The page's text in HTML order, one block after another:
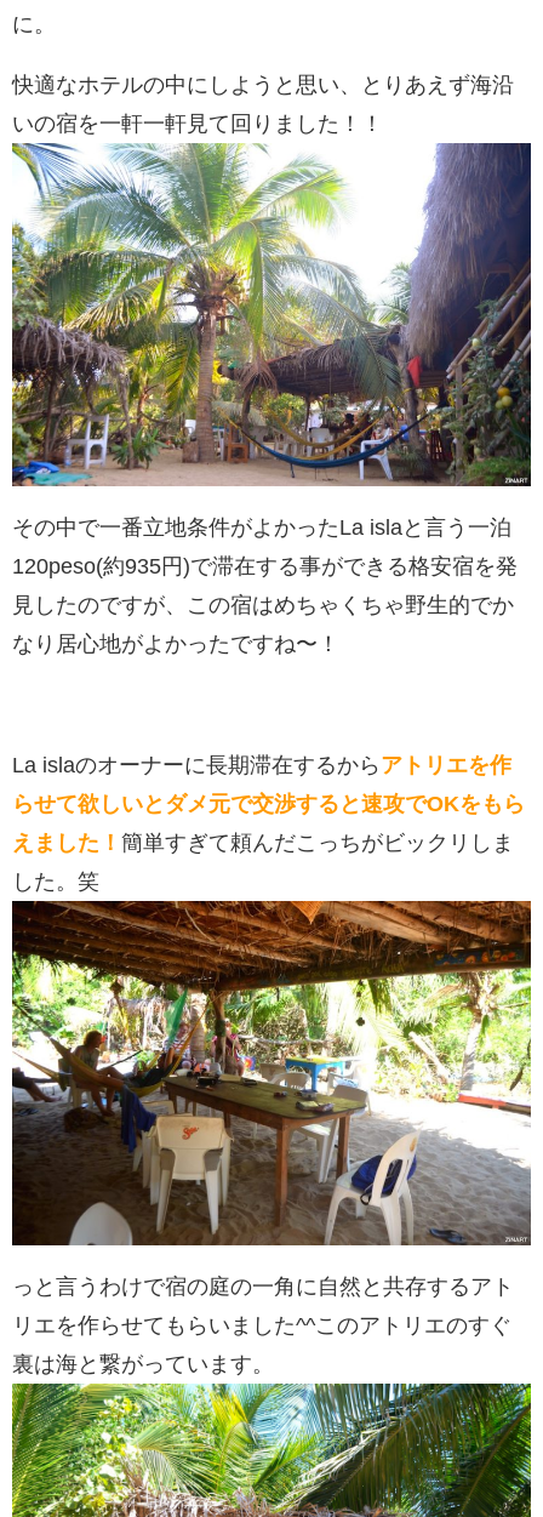
に。
快適なホテルの中にしようと思い、とりあえず海沿
いの宿を一軒一軒見て回りました！！
その中で一番立地条件がよかったLa islaと言う一泊
120peso(約935円)で滞在する事ができる格安宿を発
見したのですが、この宿はめちゃくちゃ野生的でか
なり居心地がよかったですね〜！
La islaのオーナーに長期滞在するから アトリエを作
らせて欲しいとダメ元で交渉すると速攻でOKをもら
えました！ 簡単すぎて頼んだこっちがビックリしま
した。笑
っと言うわけで宿の庭の一角に自然と共存するアト
リエを作らせてもらいました^^このアトリエのすぐ
裏は海と繋がっています。